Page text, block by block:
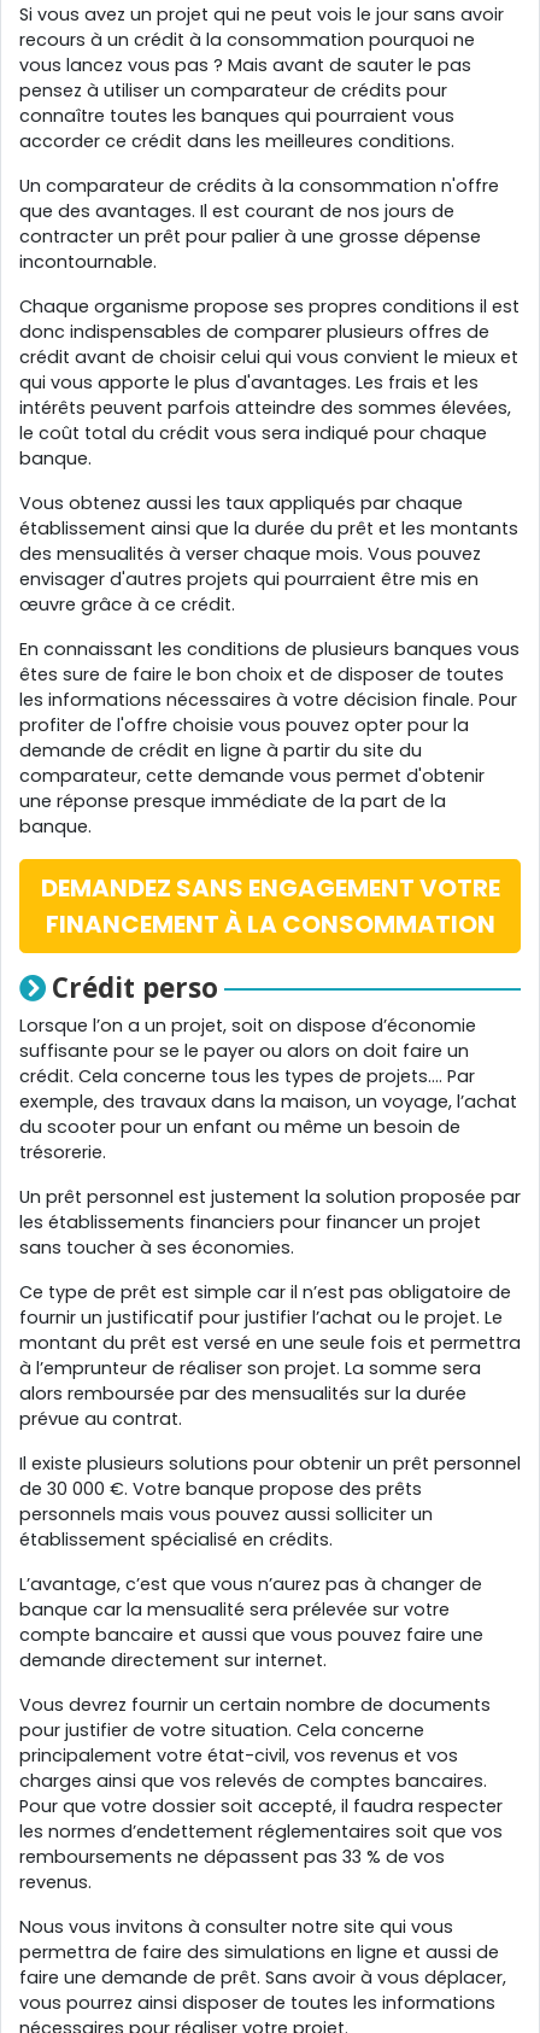
Si vous avez un projet qui ne peut vois le jour sans avoir
recours à un crédit à la consommation pourquoi ne
vous lancez vous pas ? Mais avant de sauter le pas
pensez à utiliser un comparateur de crédits pour
connaître toutes les banques qui pourraient vous
accorder ce crédit dans les meilleures conditions.
Un comparateur de crédits à la consommation n'offre
que des avantages. Il est courant de nos jours de
contracter un prêt pour palier à une grosse dépense
incontournable.
Chaque organisme propose ses propres conditions il est
donc indispensables de comparer plusieurs offres de
crédit avant de choisir celui qui vous convient le mieux et
qui vous apporte le plus d'avantages. Les frais et les
intérêts peuvent parfois atteindre des sommes élevées,
le coût total du crédit vous sera indiqué pour chaque
banque.
Vous obtenez aussi les taux appliqués par chaque
établissement ainsi que la durée du prêt et les montants
des mensualités à verser chaque mois. Vous pouvez
envisager d'autres projets qui pourraient être mis en
œuvre grâce à ce crédit.
En connaissant les conditions de plusieurs banques vous
êtes sure de faire le bon choix et de disposer de toutes
les informations nécessaires à votre décision finale. Pour
profiter de l'offre choisie vous pouvez opter pour la
demande de crédit en ligne à partir du site du
comparateur, cette demande vous permet d'obtenir
une réponse presque immédiate de la part de la
banque.
DEMANDEZ SANS ENGAGEMENT VOTRE
FINANCEMENT À LA CONSOMMATION
Crédit perso
Lorsque l’on a un projet, soit on dispose d’économie
suffisante pour se le payer ou alors on doit faire un
crédit. Cela concerne tous les types de projets…. Par
exemple, des travaux dans la maison, un voyage, l’achat
du scooter pour un enfant ou même un besoin de
trésorerie.
Un prêt personnel est justement la solution proposée par
les établissements financiers pour financer un projet
sans toucher à ses économies.
Ce type de prêt est simple car il n’est pas obligatoire de
fournir un justificatif pour justifier l’achat ou le projet. Le
montant du prêt est versé en une seule fois et permettra
à l’emprunteur de réaliser son projet. La somme sera
alors remboursée par des mensualités sur la durée
prévue au contrat.
Il existe plusieurs solutions pour obtenir un prêt personnel
de 30 000 €. Votre banque propose des prêts
personnels mais vous pouvez aussi solliciter un
établissement spécialisé en crédits.
L’avantage, c’est que vous n’aurez pas à changer de
banque car la mensualité sera prélevée sur votre
compte bancaire et aussi que vous pouvez faire une
demande directement sur internet.
Vous devrez fournir un certain nombre de documents
pour justifier de votre situation. Cela concerne
principalement votre état-civil, vos revenus et vos
charges ainsi que vos relevés de comptes bancaires.
Pour que votre dossier soit accepté, il faudra respecter
les normes d’endettement réglementaires soit que vos
remboursements ne dépassent pas 33 % de vos
revenus.
Nous vous invitons à consulter notre site qui vous
permettra de faire des simulations en ligne et aussi de
faire une demande de prêt. Sans avoir à vous déplacer,
vous pourrez ainsi disposer de toutes les informations
nécessaires pour réaliser votre projet.